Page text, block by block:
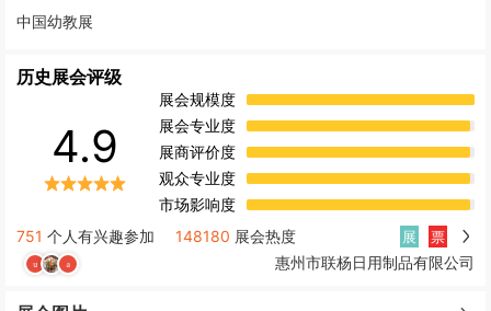
中国幼教展
历史展会评级
4.9
展会规模度
展会专业度
展商评价度
观众专业度
市场影响度
751 个人有兴趣参加 148180 展会热度 展 票
惠州市联杨日用制品有限公司